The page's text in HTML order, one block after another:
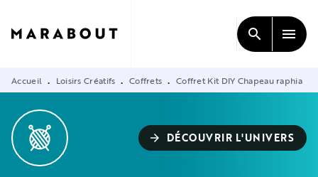
CONTENU
search menu
Accueil • Loisirs Créatifs • Coffrets • Coffret Kit DIY Chapeau raphia
arrow_forward DÉCOUVRIR L'UNIVERS